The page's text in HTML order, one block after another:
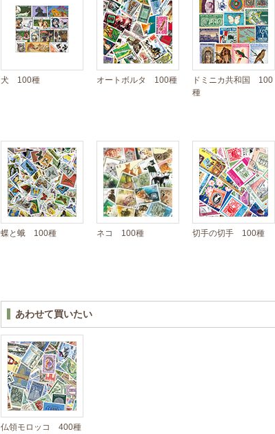
犬 100種 オートボルタ 100種
ドミニカ共和国 100
種
蝶と蛾 100種 ネコ 100種 切手の切手 100種
あわせて買いたい
仏領モロッコ 400種